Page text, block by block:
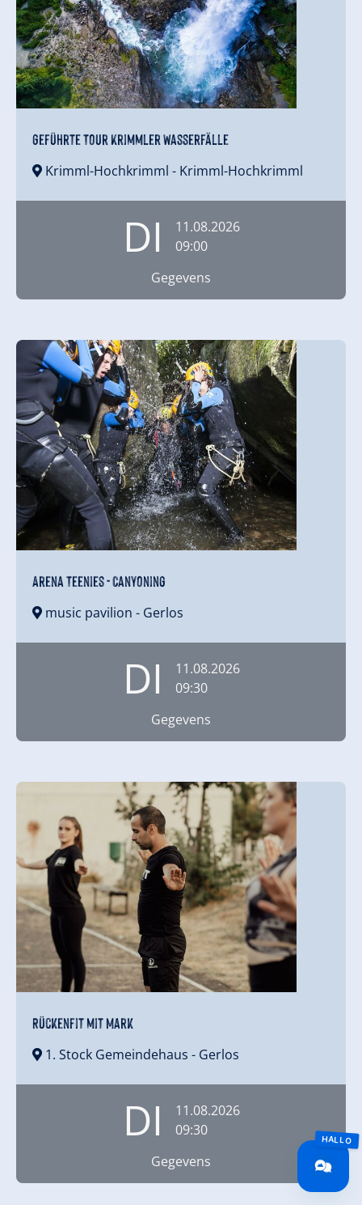
Geführte Tour Krimmler Wasserfälle
Krimml-Hochkrimml - Krimml-Hochkrimml
DI
11.08.2026
09:00
Gegevens
Arena Teenies - Canyoning
music pavilion - Gerlos
DI
11.08.2026
09:30
Gegevens
Rückenfit mit Mark
1. Stock Gemeindehaus - Gerlos
DI
11.08.2026
09:30
Gegevens